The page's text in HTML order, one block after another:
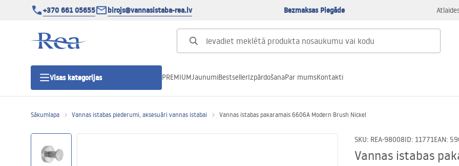
+370 661 05655 birojs@vannasistaba-rea.lv Bezmaksas Piegāde
Visas kategorijas
Dušas durvis
PREMIUMJaunumiBestsellerIzpārdošanaPar mumsKontakti
Sākumlapa Vannas istabas piederumi, aksesuāri vannas istabai Vannas istabas pakaramais 6606A Modern Brush Nickel
SKU: REA-98008ID: 11771EAN:
Vannas istabas